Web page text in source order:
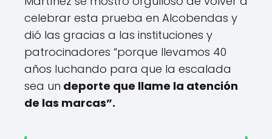
celebrar esta prueba en Alcobendas y
dió las gracias a las instituciones y
patrocinadores “porque llevamos 40
años luchando para que la escalada
sea un deporte que llame la atención
de las marcas”.